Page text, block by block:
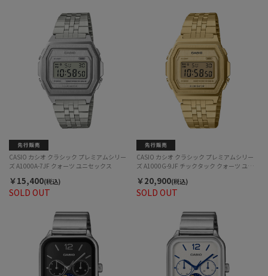
SOLD OUT
CASIO カシオ クラシック プレミアムシリー
ズ A1000A-7JF クォーツ ユニセックス
￥15,400(税込)
SOLD OUT
CASIO カシオ クラシック プレミアムシリー
ズ A1000G-9JF チックタック クォーツ ユニ
￥20,900(税込)